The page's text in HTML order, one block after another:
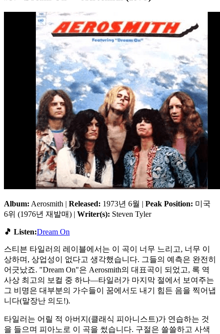
Album: Aerosmith | Released: 1973년 6월 | Peak Position: 미국
6위 (1976년 재발매) | Writer(s): Steven Tyler
🎵 Listen:Dream On
스티븐 타일러의 레이블에서는 이 곡이 너무 느리고, 너무 이
상하며, 상업성이 없다고 생각했습니다. 그들의 예측은 완전히
어긋났죠. "Dream On"은 Aerosmith의 대표곡이 되었고, 록 역
사상 최고의 보컬 중 하나—타일러가 마지막 절에서 보여주는
그 비명은 대부분의 가수들이 꿈에서도 내기 힘든 음을 찍어냅
니다(말장난 의도!).
타일러는 어릴 적 아버지(클래식 피아니스트)가 연습하는 것
을 들으며 피아노로 이 곡을 썼습니다. 구절은 쓸쓸하고 사색